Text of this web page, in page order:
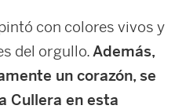
con colores vivos y
del orgullo.Además,
un corazón, se
Cullera en esta